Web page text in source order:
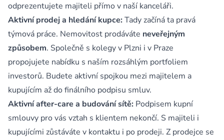
odprezentujete majiteli přímo v naší kanceláři.
Aktivní prodej a hledání kupce: Tady začíná ta pravá
týmová práce. Nemovitost prodáváte neveřejným
způsobem. Společně s kolegy v Plzni i v Praze
propojujete nabídku s naším rozsáhlým portfoliem
investorů. Budete aktivní spojkou mezi majitelem a
kupujícím až do finálního podpisu smluv.
Aktivní after-care a budování sítě: Podpisem kupní
smlouvy pro vás vztah s klientem nekončí. S majiteli i
kupujícími zůstáváte v kontaktu i po prodeji. Z prodejce se